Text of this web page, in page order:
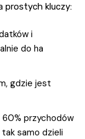
prostych kluczy:
i
do ha
gdzie jest
60% przychodów
samo dzieli